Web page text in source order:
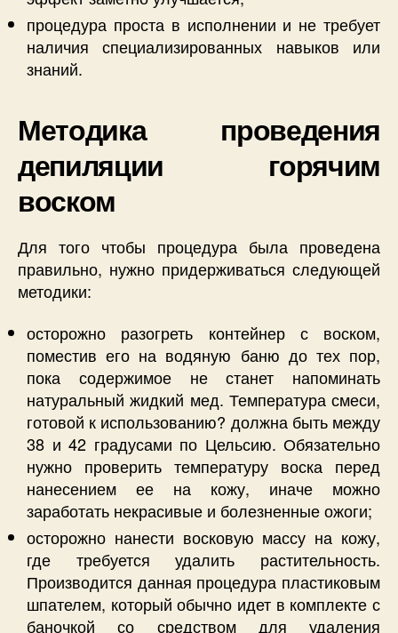
процедура проста в исполнении и не требует
наличия специализированных навыков или
знаний.
Методика проведения
депиляции горячим
воском
Для того чтобы процедура была проведена
правильно, нужно придерживаться следующей
методики:
осторожно разогреть контейнер с воском,
поместив его на водяную баню до тех пор,
пока содержимое не станет напоминать
натуральный жидкий мед. Температура смеси,
готовой к использованию? должна быть между
38 и 42 градусами по Цельсию. Обязательно
нужно проверить температуру воска перед
нанесением ее на кожу, иначе можно
заработать некрасивые и болезненные ожоги;
осторожно нанести восковую массу на кожу,
где требуется удалить растительность.
Производится данная процедура пластиковым
шпателем, который обычно идет в комплекте с
баночкой со средством для удаления